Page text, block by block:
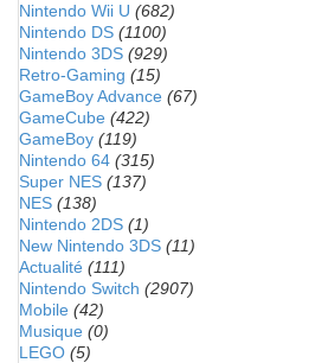
Nintendo Wii U (682)
Nintendo DS (1100)
Nintendo 3DS (929)
Retro-Gaming (15)
GameBoy Advance (67)
GameCube (422)
GameBoy (119)
Nintendo 64 (315)
Super NES (137)
NES (138)
Nintendo 2DS (1)
New Nintendo 3DS (11)
Actualité (111)
Nintendo Switch (2907)
Mobile (42)
Musique (0)
LEGO (5)